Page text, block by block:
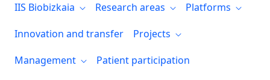
IIS Biobizkaia Research areas
Platforms
Innovation and transfer
Projects
Management
Patient participation